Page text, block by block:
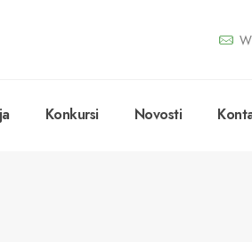
Konkursi Novosti